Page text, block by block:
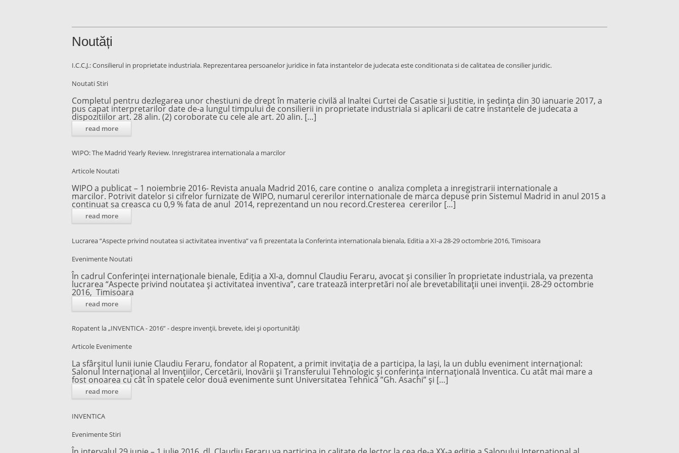
Noutăți
I.C.C.J.: Consilierul in proprietate industriala. Reprezentarea persoanelor juridice in fata instantelor de judecata este conditionata si de calitatea de consilier juridic.
NoutatiStiri
Completul pentru dezlegarea unor chestiuni de drept în materie civilă al Inaltei Curtei de Casatie si Justitie, in şedinţa din 30 ianuarie 2017, a
pus capat interpretarilor date de-a lungul timpului de consilierii in proprietate industriala si aplicarii de catre instantele de judecata a
dispozitiilor art. 28 alin. (2) coroborate cu cele ale art. 20 alin. […]
read more
WIPO: The Madrid Yearly Review. Inregistrarea internationala a marcilor
Articole Noutati
WIPO a publicat – 1 noiembrie 2016- Revista anuala Madrid 2016, care contine o analiza completa a inregistrarii internationale a
marcilor. Potrivit datelor si cifrelor furnizate de WIPO, numarul cererilor internationale de marca depuse prin Sistemul Madrid in anul 2015 a
continuat sa creasca cu 0,9 % fata de anul 2014, reprezentand un nou record.Cresterea cererilor […]
read more
Lucrarea “Aspecte privind noutatea si activitatea inventiva” va fi prezentata la Conferinta internationala bienala, Editia a XI-a 28-29 octombrie 2016, Timisoara
Evenimente Noutati
În cadrul Conferinței internaționale bienale, Ediția a XI-a, domnul Claudiu Feraru, avocat și consilier în proprietate industriala, va prezenta
lucrarea “Aspecte privind noutatea și activitatea inventiva”, care tratează interpretări noi ale brevetabilitații unei invenții. 28-29 octombrie
2016, Timisoara
read more
Ropatent la „INVENTICA - 2016” - despre invenții, brevete, idei și oportunități
Articole Evenimente
La sfârșitul lunii iunie Claudiu Feraru, fondator al Ropatent, a primit invitația de a participa, la Iași, la un dublu eveniment internațional:
Salonul Internaţional al Invențiilor, Cercetării, Inovării şi Transferului Tehnologic și conferința internațională Inventica. Cu atât mai mare a
fost onoarea cu cât în spatele celor două evenimente sunt Universitatea Tehnică ”Gh. Asachi” și […]
read more
INVENTICA
EvenimenteStiri